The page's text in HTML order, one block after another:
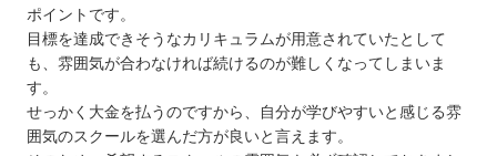
ポイントです。
目標を達成できそうなカリキュラムが用意されていたとして
も、雰囲気が合わなければ続けるのが難しくなってしまいま
す。
せっかく大金を払うのですから、自分が学びやすいと感じる雰
囲気のスクールを選んだ方が良いと言えます。